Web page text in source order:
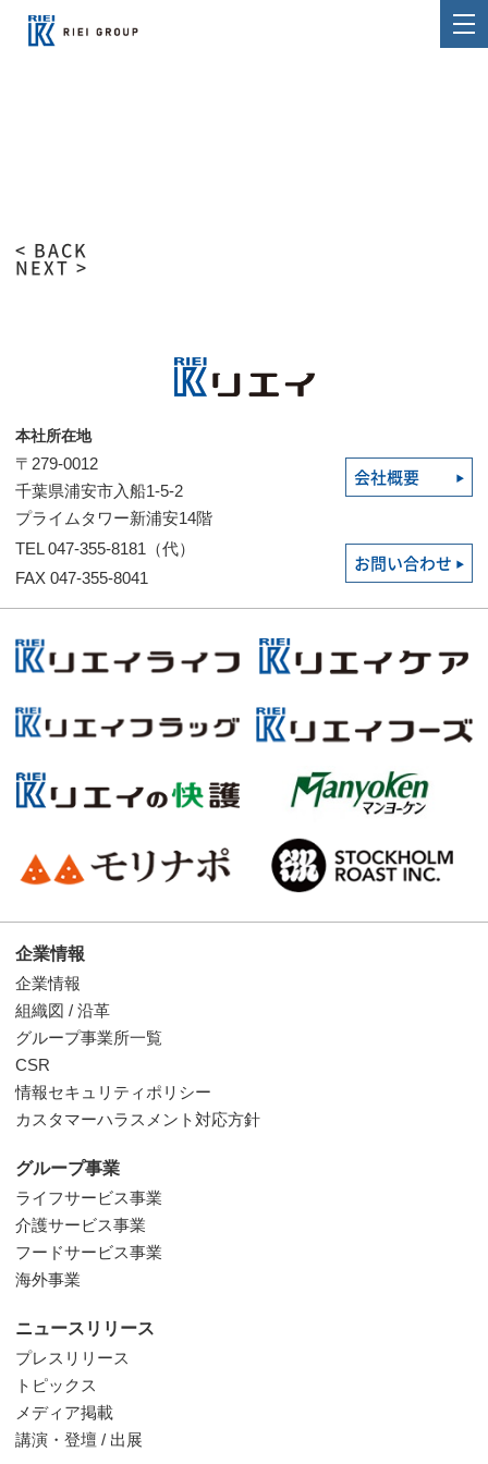
< BACK
NEXT >
本社所在地
〒279-0012
千葉県浦安市入船1-5-2
プライムタワー新浦安14階
会社概要
TEL 047-355-8181（代）
FAX 047-355-8041
お問い合わせ
企業情報
企業情報
組織図 / 沿革
グループ事業所一覧
CSR
情報セキュリティポリシー
カスタマーハラスメント対応方針
グループ事業
ライフサービス事業
介護サービス事業
フードサービス事業
海外事業
ニュースリリース
プレスリリース
トピックス
メディア掲載
講演・登壇 / 出展